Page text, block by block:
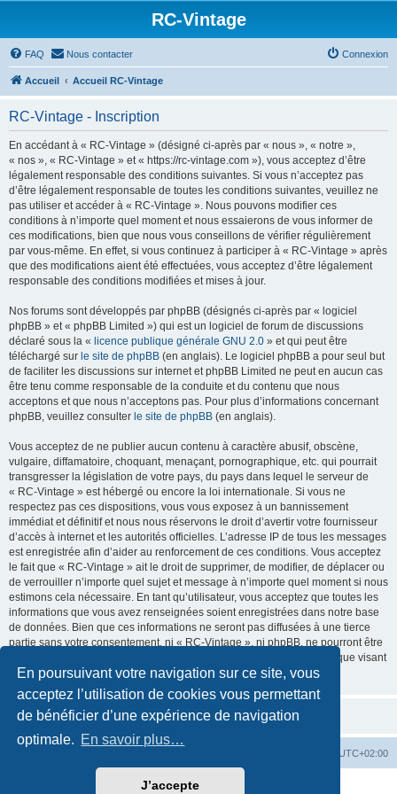
En poursuivant votre navigation sur ce site, vous
acceptez l’utilisation de cookies vous permettant
de bénéficier d’une expérience de navigation
optimale. En savoir plus…
J’accepte
RC-Vintage
FAQ Nous contacter Connexion
Accueil Accueil RC-Vintage
RC-Vintage - Inscription
En accédant à « RC-Vintage » (désigné ci-après par « nous », « notre »,
« nos », « RC-Vintage » et « https://rc-vintage.com »), vous acceptez d’être
légalement responsable des conditions suivantes. Si vous n’acceptez pas
d’être légalement responsable de toutes les conditions suivantes, veuillez ne
pas utiliser et accéder à « RC-Vintage ». Nous pouvons modifier ces
conditions à n’importe quel moment et nous essaierons de vous informer de
ces modifications, bien que nous vous conseillons de vérifier régulièrement
par vous-même. En effet, si vous continuez à participer à « RC-Vintage » après
que des modifications aient été effectuées, vous acceptez d’être légalement
responsable des conditions modifiées et mises à jour.
Nos forums sont développés par phpBB (désignés ci-après par « logiciel
phpBB » et « phpBB Limited ») qui est un logiciel de forum de discussions
déclaré sous la « licence publique générale GNU 2.0 » et qui peut être
téléchargé sur le site de phpBB (en anglais). Le logiciel phpBB a pour seul but
de faciliter les discussions sur internet et phpBB Limited ne peut en aucun cas
être tenu comme responsable de la conduite et du contenu que nous
acceptons et que nous n’acceptons pas. Pour plus d’informations concernant
phpBB, veuillez consulter le site de phpBB (en anglais).
Vous acceptez de ne publier aucun contenu à caractère abusif, obscène,
vulgaire, diffamatoire, choquant, menaçant, pornographique, etc. qui pourrait
transgresser la législation de votre pays, du pays dans lequel le serveur de
« RC-Vintage » est hébergé ou encore la loi internationale. Si vous ne
respectez pas ces dispositions, vous vous exposez à un bannissement
immédiat et définitif et nous nous réservons le droit d’avertir votre fournisseur
d’accès à internet et les autorités officielles. L’adresse IP de tous les messages
est enregistrée afin d’aider au renforcement de ces conditions. Vous acceptez
le fait que « RC-Vintage » ait le droit de supprimer, de modifier, de déplacer ou
de verrouiller n’importe quel sujet et message à n’importe quel moment si nous
estimons cela nécessaire. En tant qu’utilisateur, vous acceptez que toutes les
informations que vous avez renseignées soient enregistrées dans notre base
de données. Bien que ces informations ne seront pas diffusées à une tierce
partie sans votre consentement, ni « RC-Vintage », ni phpBB, ne pourront être
tenus comme responsables en cas de tentative de piratage informatique visant
à compromettre vos données.
UTC+02:00
phpBB® Forum Software © phpBB Limited